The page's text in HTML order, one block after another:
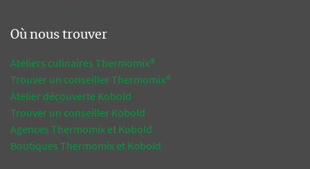
Où nous trouver
Ateliers culinaires Thermomix®
Trouver un conseiller Thermomix®
Atelier découverte Kobold
Trouver un conseiller Kobold
Agences Thermomix et Kobold
Boutiques Thermomix et Kobold